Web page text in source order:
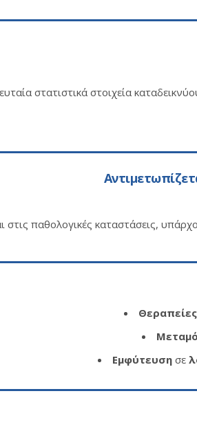
στατιστικά στοιχεία
στις παθολογικές καταστάσεις,
Θεραπείες
Εμφύτευση σε